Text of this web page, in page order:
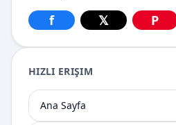
Facebook üzerinden
f
X üzerinden
𝕏 P
HIZLI ERIŞIM
Ana Sayfa